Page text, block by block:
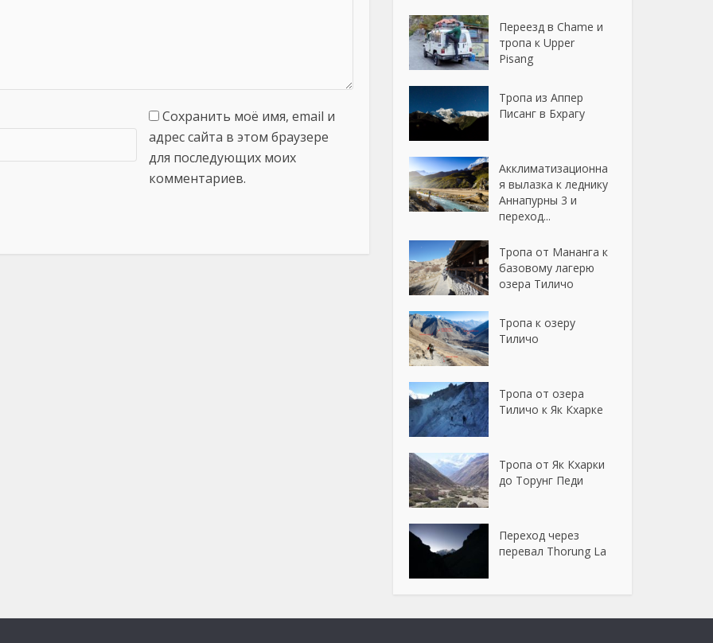
Сохранить моё имя, email и
адрес сайта в этом браузере
для последующих моих
комментариев.
Переезд в Chame и
тропа к Upper
Pisang
Тропа из Аппер
Писанг в Бхрагу
Акклиматизационна
я вылазка к леднику
Аннапурны 3 и
переход...
Тропа от Мананга к
базовому лагерю
озера Тиличо
Тропа к озеру
Тиличо
Тропа от озера
Тиличо к Як Кхарке
Тропа от Як Кхарки
до Торунг Педи
Переход через
перевал Thorung La